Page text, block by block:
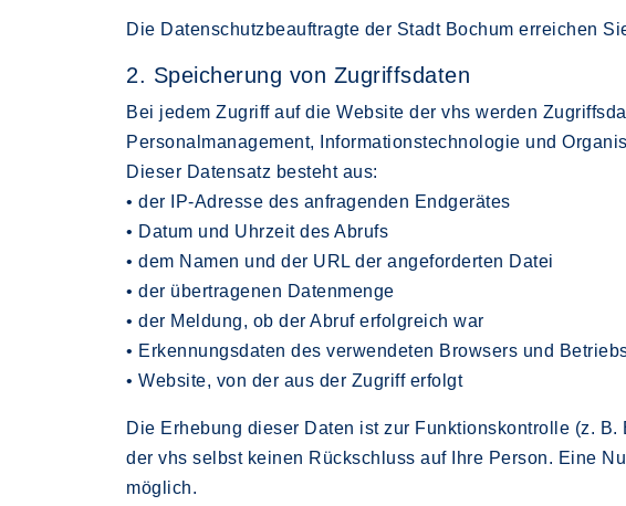
Die Datenschutzbeauftragte der Stadt Bochum erreichen
2. Speicherung von Zugriffsdaten
Bei jedem Zugriff auf die Website der vhs werden
Personalmanagement, Informationstechnologie und
Dieser Datensatz besteht aus:
• der IP-Adresse des anfragenden Endgerätes
• Datum und Uhrzeit des Abrufs
• dem Namen und der URL der angeforderten Datei
• der übertragenen Datenmenge
• der Meldung, ob der Abruf erfolgreich war
• Erkennungsdaten des verwendeten Browsers und
• Website, von der aus der Zugriff erfolgt
Die Erhebung dieser Daten ist zur Funktionskontrolle (z.
der vhs selbst keinen Rückschluss auf Ihre Person. Eine
möglich.